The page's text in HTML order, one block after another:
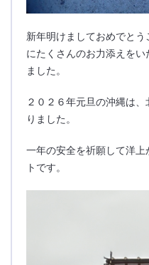
新年明けましておめでと
にたくさんのお力添えを
ました。
２０２６年元旦の沖縄は
りました。
一年の安全を祈願して洋
トです。